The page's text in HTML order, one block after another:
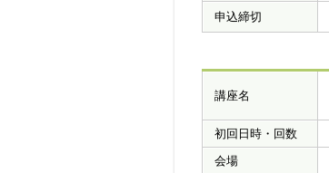
申込締切
講座名
初回日時・回数
会場